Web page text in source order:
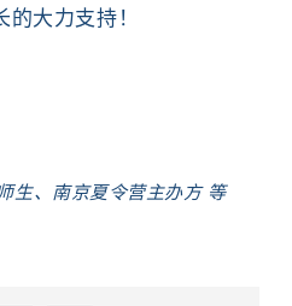
的大力支持！
生、南京夏令营主办方等